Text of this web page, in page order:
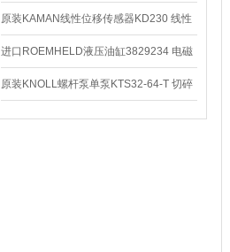
K21R80G4马达
原装KAMAN线性位移传感器KD230 线性
编码器
进口ROEMHELD液压油缸3829234 电磁
阀定位器
原装KNOLL螺杆泵单泵KTS32-64-T 切碎
排屑机